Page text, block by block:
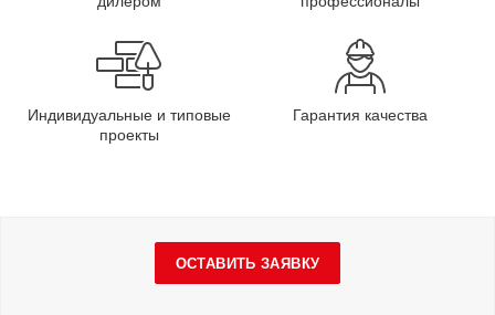
Индивидуальные и типовые
проекты
Гарантия качества
ОСТАВИТЬ ЗАЯВКУ